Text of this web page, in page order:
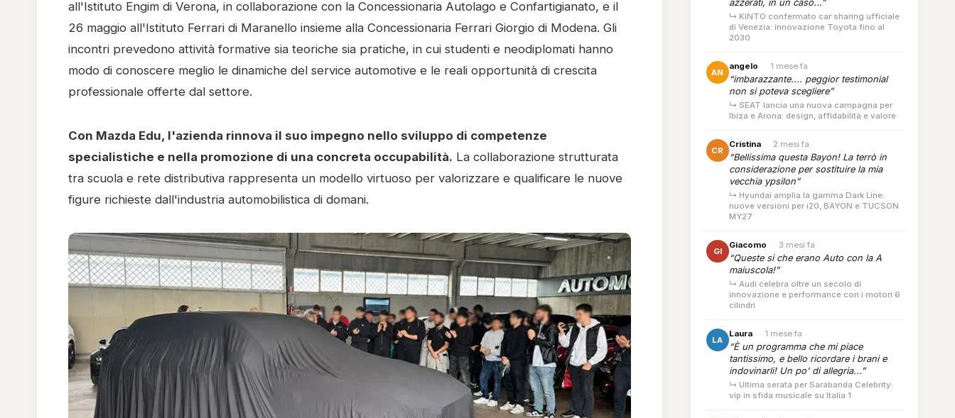
all'Istituto Engim di Verona, in collaborazione con la Concessionaria Autolago e Confartigianato, e il
26 maggio all'Istituto Ferrari di Maranello insieme alla Concessionaria Ferrari Giorgio di Modena. Gli
incontri prevedono attività formative sia teoriche sia pratiche, in cui studenti e neodiplomati hanno
modo di conoscere meglio le dinamiche del service automotive e le reali opportunità di crescita
professionale offerte dal settore.
Con Mazda Edu, l'azienda rinnova il suo impegno nello sviluppo di competenze
specialistiche e nella promozione di una concreta occupabilità. La collaborazione strutturata
tra scuola e rete distributiva rappresenta un modello virtuoso per valorizzare e qualificare le nuove
figure richieste dall'industria automobilistica di domani.
azzerati, in un caso...”
↳ KINTO confermato car sharing ufficiale
di Venezia: innovazione Toyota fino al
2030
AN
angelo · 1 mese fa
“imbarazzante.... peggior testimonial
non si poteva scegliere”
↳ SEAT lancia una nuova campagna per
Ibiza e Arona: design, affidabilità e valore
CR
Cristina · 2 mesi fa
“Bellissima questa Bayon! La terrò in
considerazione per sostituire la mia
vecchia ypsilon”
↳ Hyundai amplia la gamma Dark Line:
nuove versioni per i20, BAYON e TUCSON
MY27
GI
Giacomo · 3 mesi fa
“Queste si che erano Auto con la A
maiuscola!”
↳ Audi celebra oltre un secolo di
innovazione e performance con i motori 6
cilindri
LA
Laura · 1 mese fa
“È un programma che mi piace
tantissimo, e bello ricordare i brani e
indovinarli! Un po' di allegria...”
↳ Ultima serata per Sarabanda Celebrity:
vip in sfida musicale su Italia 1